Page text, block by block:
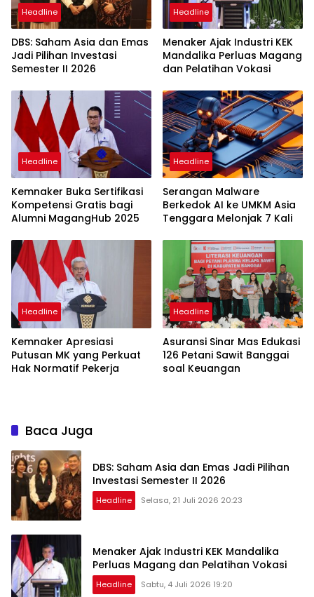
Headline
DBS: Saham Asia dan Emas
Jadi Pilihan Investasi
Semester II 2026
Headline
Menaker Ajak Industri KEK
Mandalika Perluas Magang
dan Pelatihan Vokasi
Headline
Kemnaker Buka Sertifikasi
Kompetensi Gratis bagi
Alumni MagangHub 2025
Headline
Serangan Malware
Berkedok AI ke UMKM Asia
Tenggara Melonjak 7 Kali
Headline
Kemnaker Apresiasi
Putusan MK yang Perkuat
Hak Normatif Pekerja
Headline
Asuransi Sinar Mas Edukasi
126 Petani Sawit Banggai
soal Keuangan
Baca Juga
DBS: Saham Asia dan Emas Jadi Pilihan
Investasi Semester II 2026
Headline Selasa, 21 Juli 2026 20:23
Menaker Ajak Industri KEK Mandalika
Perluas Magang dan Pelatihan Vokasi
Headline Sabtu, 4 Juli 2026 19:20